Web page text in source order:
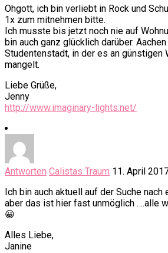
Ohgott, ich bin verliebt in Rock und
1x zum mitnehmen bitte.
Ich musste bis jetzt noch nie auf
bin auch ganz glücklich darüber.
Studentenstadt, in der es an günstigen
mangelt.
Liebe Grüße,
Jenny
http://www.imaginary-lights.net/
Antworten Calistas Traum 11. April
Ich bin auch aktuell auf der Suche nach
aber das ist hier fast unmöglich ….alle
😀
Alles Liebe,
Janine